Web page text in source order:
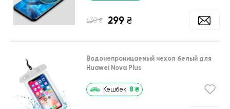
430 ₴ 299 ₴
Водонепроницаемый чехол белый для
Huawei Nova Plus
Кешбек 8 ₴